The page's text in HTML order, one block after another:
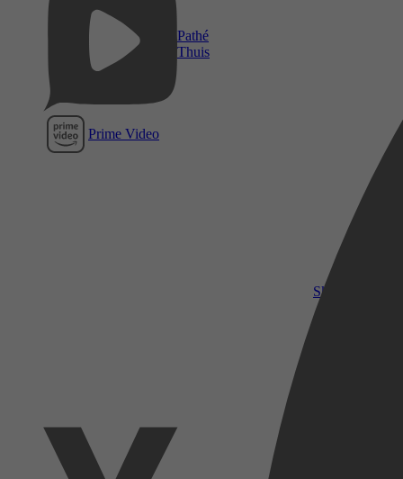
Pathé
Thuis
Prime Video
SkyShowtime